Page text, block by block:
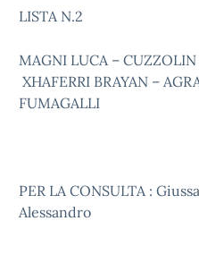
LISTA N.2
MAGNI LUCA –
XHAFERRI BRAYAN –
FUMAGALLI
PER LA CONSULTA :
Alessandro